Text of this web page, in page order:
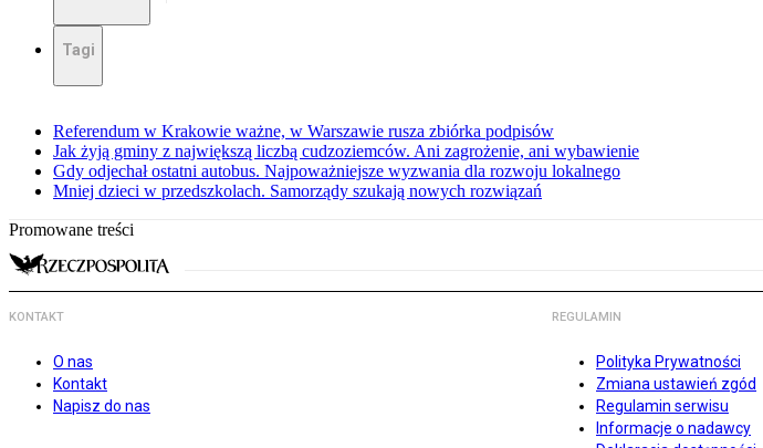
Tagi
Referendum w Krakowie ważne, w Warszawie rusza zbiórka podpisów
Jak żyją gminy z największą liczbą cudzoziemców. Ani zagrożenie, ani wybawienie
Gdy odjechał ostatni autobus. Najpoważniejsze wyzwania dla rozwoju lokalnego
Mniej dzieci w przedszkolach. Samorządy szukają nowych rozwiązań
Promowane treści
KONTAKT
O nas
Kontakt
Napisz do nas
REGULAMIN
Polityka Prywatności
Zmiana ustawień zgód
Regulamin serwisu
Informacje o nadawcy